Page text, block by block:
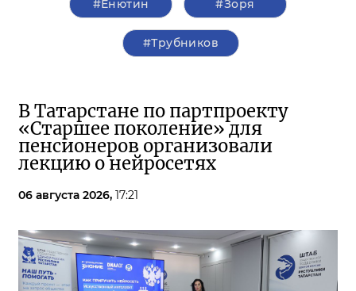
#Енютин #Зоря
#Трубников
В Татарстане по партпроекту
«Старшее поколение» для
пенсионеров организовали
лекцию о нейросетях
06 августа 2026, 17:21